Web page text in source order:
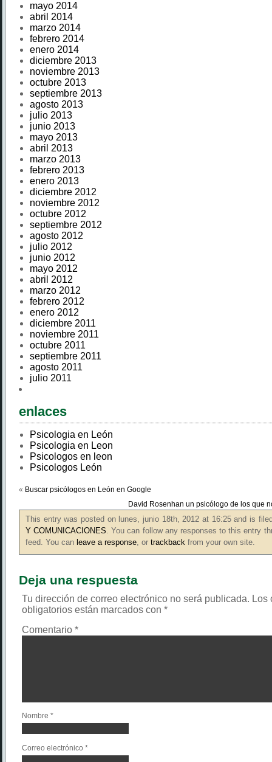
mayo 2014
abril 2014
marzo 2014
febrero 2014
enero 2014
diciembre 2013
noviembre 2013
octubre 2013
septiembre 2013
agosto 2013
julio 2013
junio 2013
mayo 2013
abril 2013
marzo 2013
febrero 2013
enero 2013
diciembre 2012
noviembre 2012
octubre 2012
septiembre 2012
agosto 2012
julio 2012
junio 2012
mayo 2012
abril 2012
marzo 2012
febrero 2012
enero 2012
diciembre 2011
noviembre 2011
octubre 2011
septiembre 2011
agosto 2011
julio 2011
enlaces
Psicologia en León
Psicologia en Leon
Psicologos en leon
Psicologos León
« Buscar psicólogos en León en Google
David Rosenhan un psicólogo de los que
This entry was posted on lunes, junio 18th, 2012 at 16:25 and is
Y COMUNICACIONES. You can follow any responses to this entry
feed. You can leave a response, or trackback from your own site.
Deja una respuesta
Tu dirección de correo electrónico no será publicada. Los
obligatorios están marcados con *
Comentario *
Nombre *
Correo electrónico *